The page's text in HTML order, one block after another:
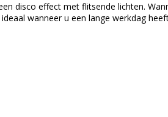
disco effect met flitsende lichten.
wanneer u een lange werkdag